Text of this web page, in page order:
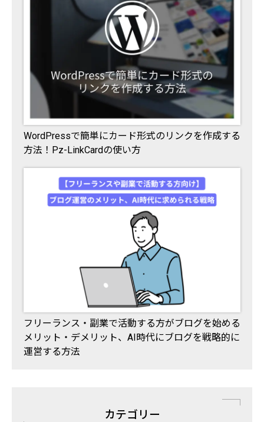
WordPressで簡単にカード形式のリンクを作成する
方法！Pz-LinkCardの使い方
フリーランス・副業で活動する方がブログを始める
メリット・デメリット、AI時代にブログを戦略的に
運営する方法
カテゴリー